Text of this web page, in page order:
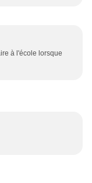
à l'école lorsque